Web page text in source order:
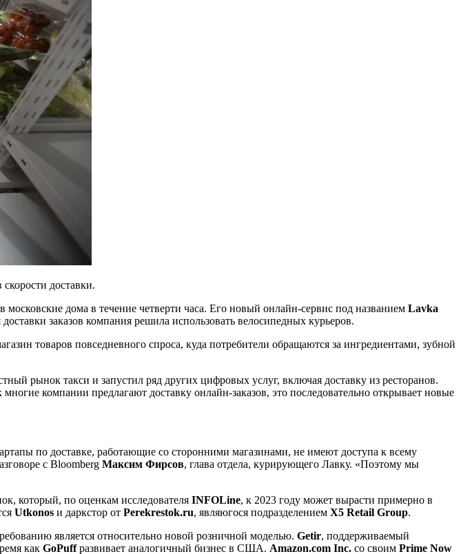
доставки.
московские дома в течение четверти часа. Его новый онлайн-сервис под названием Lavka
заказов компания решила использовать велосипедных курьеров.
товаров повседневного спроса, куда потребители обращаются за ингредиентами, зубной
рынок такси и запустил ряд других цифровых услуг, включая доставку из ресторанов.
компании предлагают доставку онлайн-заказов, это последовательно открывает новые
по доставке, работающие со сторонними магазинами, не имеют доступа к всему
с Bloomberg Максим Фирсов, глава отдела, курирующего Лавку. «Поэтому мы
который, по оценкам исследователя INFOLine, к 2023 году может вырасти примерно в
Utkonos и даркстор от Perekrestok.ru, являюгося подразделением X5 Retail Group.
является относительно новой розничной моделью. Getir, поддерживаемый
как GoPuffразвивает аналогичный бизнес в США. Amazon.com Inc. со своим Prime Now